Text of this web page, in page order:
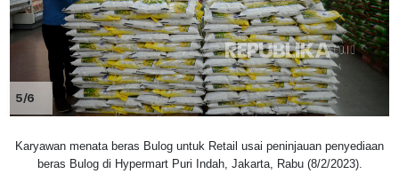
5/6
Karyawan menata beras Bulog untuk Retail usai peninjauan penyediaan
beras Bulog di Hypermart Puri Indah, Jakarta, Rabu (8/2/2023).